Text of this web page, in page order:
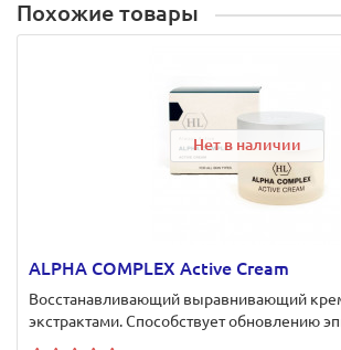
Похожие товары
Нет в наличии
ALPHA COMPLEX Active Cream
Восстанавливающий выравнивающий
экстрактами. Способствует обновлению